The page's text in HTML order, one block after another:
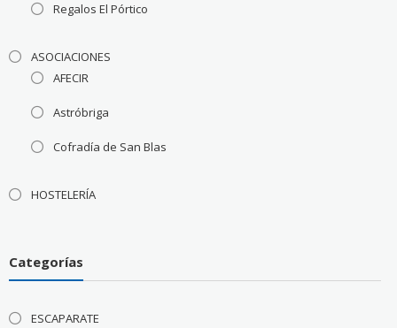
Regalos El Pórtico
ASOCIACIONES
AFECIR
Astróbriga
Cofradía de San Blas
HOSTELERÍA
Categorías
ESCAPARATE